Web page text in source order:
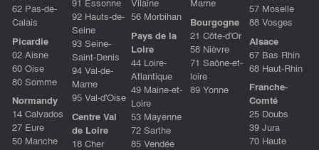
62 Pas-de-
Calais
Picardie
02 Aisne
60 Oise
80 Somme
Normandy
14 Calvados
27 Eure
50 Manche
92 Hauts-de-
Seine
93 Seine-
Saint-Denis
94 Val-de-
Marne
95 Val-d'Oise
Centre Val
de Loire
18 Cher
56 Morbihan
Pays de la
Loire
44 Loire-
Atlantique
49 Maine-et-
Loire
53 Mayenne
72 Sarthe
85 Vendée
Bourgogne
21 Côte-d'Or
58 Nièvre
71 Saône-et-
loire
89 Yonne
57 Moselle
88 Vosges
Alsace
67 Bas Rhin
68 Haut-Rhin
Franche-
Comté
25 Doubs
39 Jura
70 Haute